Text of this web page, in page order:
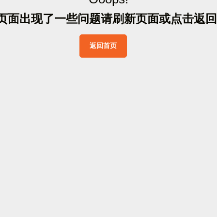
面出现了一些问题请刷新页面或点击返 回
返回首页